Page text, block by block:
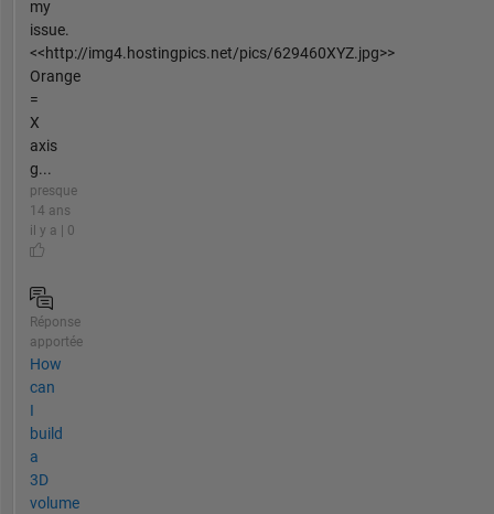
my
issue.
<<http://img4.hostingpics.net/pics/629460XYZ.jpg>>
Orange
=
X
axis
g...
presque
14 ans
il y a | 0
Réponse
apportée
How
can
I
build
a
3D
volume